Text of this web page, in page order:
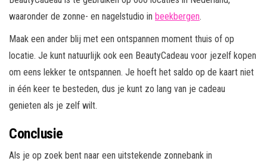
waaronder de zonne- en nagelstudio in beekbergen.
Maak een ander blij met een ontspannen moment thuis of op
locatie. Je kunt natuurlijk ook een BeautyCadeau voor jezelf kopen
om eens lekker te ontspannen. Je hoeft het saldo op de kaart niet
in één keer te besteden, dus je kunt zo lang van je cadeau
genieten als je zelf wilt.
Conclusie
Als je op zoek bent naar een uitstekende zonnebank in